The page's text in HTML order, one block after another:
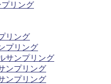
リング
リング
プリング
サンプリング
ンプリング
ンプリング